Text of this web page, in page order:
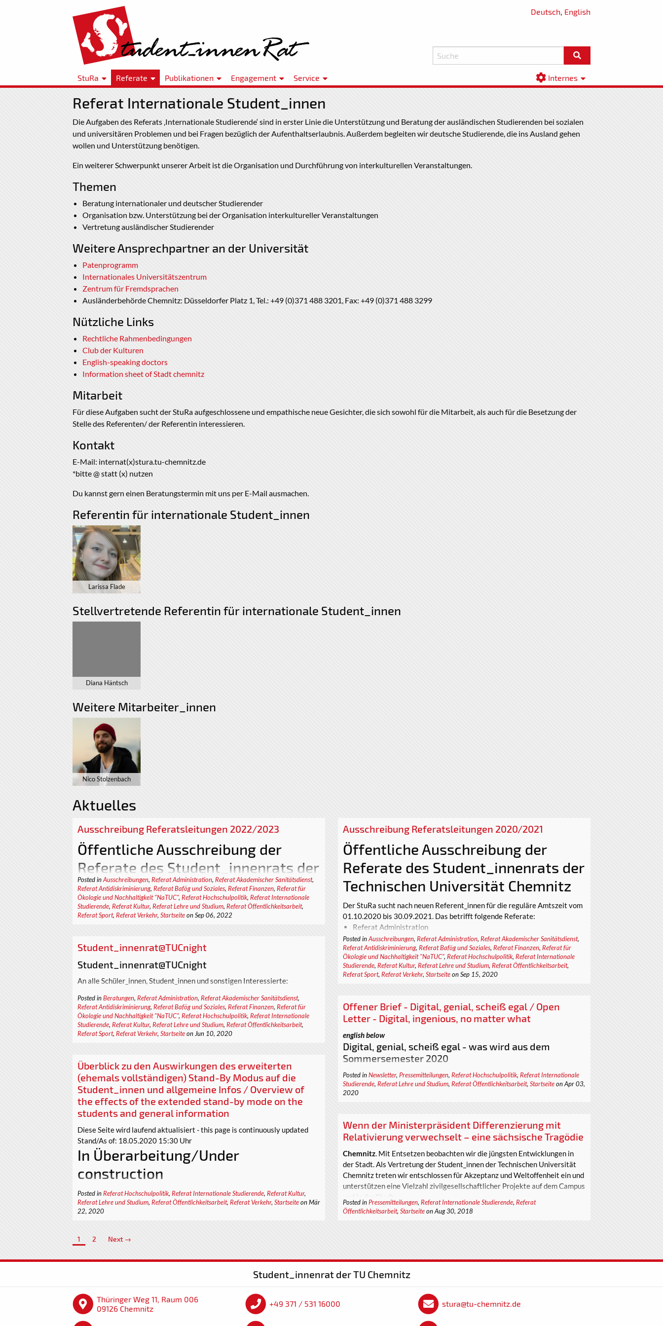
Deutsch, English
StuRa Referate Publikationen Engagement Service Internes
Referat Internationale Student_innen
Die Aufgaben des Referats ‚Internationale Studierende‘ sind in erster Linie die Unterstützung und Beratung der ausländischen Studierenden bei sozialen
und universitären Problemen und bei Fragen bezüglich der Aufenthaltserlaubnis. Außerdem begleiten wir deutsche Studierende, die ins Ausland gehen
wollen und Unterstützung benötigen.
Ein weiterer Schwerpunkt unserer Arbeit ist die Organisation und Durchführung von interkulturellen Veranstaltungen.
Themen
Beratung internationaler und deutscher Studierender
Organisation bzw. Unterstützung bei der Organisation interkultureller Veranstaltungen
Vertretung ausländischer Studierender
Weitere Ansprechpartner an der Universität
Patenprogramm
Internationales Universitätszentrum
Zentrum für Fremdsprachen
Ausländerbehörde Chemnitz: Düsseldorfer Platz 1, Tel.: +49 (0)371 488 3201, Fax: +49 (0)371 488 3299
Nützliche Links
Rechtliche Rahmenbedingungen
Club der Kulturen
English-speaking doctors
Information sheet of Stadt chemnitz
Mitarbeit
Für diese Aufgaben sucht der StuRa aufgeschlossene und empathische neue Gesichter, die sich sowohl für die Mitarbeit, als auch für die Besetzung der
Stelle des Referenten/ der Referentin interessieren.
Kontakt
E-Mail: internat(x)stura.tu-chemnitz.de
*bitte @ statt (x) nutzen
Du kannst gern einen Beratungstermin mit uns per E-Mail ausmachen.
Referentin für internationale Student_innen
Larissa Flade
Stellvertretende Referentin für internationale Student_innen
Diana Häntsch
Weitere Mitarbeiter_innen
Nico Stolzenbach
Aktuelles
Ausschreibung Referatsleitungen 2022/2023
Posted inAusschreibungen, Referat Administration, Referat Akademischer Sanitätsdienst,
Referat Antidiskriminierung, Referat Bafög und Soziales, Referat Finanzen, Referat für
Ökologie und Nachhaltigkeit "NaTUC", Referat Hochschulpolitik, Referat Internationale
Studierende, Referat Kultur, Referat Lehre und Studium, Referat Öffentlichkeitsarbeit,
Referat Sport, Referat Verkehr, Startseiteon Sep 06, 2022
Öffentliche Ausschreibung der
Referate des Student_innenrats der
Technischen Universität Chemnitz
Der StuRa sucht nach neuen Referent_innen für die reguläre Amtszeit ab
dem 01.10.2022 bis 30.09.2023. Das betrifft folgende Referate:
Referat Akademischer Sanitätsdienst
Referat Bafög und Soziales
Referat Finanzen
Referat Internationale Studierende
Referat Lehre und Studium
Referat Ökologie und Nachhaltigkeit (NATUC)
Referat Öffentlichkeitsarbeit
Referat Sport
Wenn du ein Themengebiet beson...
Ausschreibung Referatsleitungen 2020/2021
Posted inAusschreibungen, Referat Administration, Referat Akademischer Sanitätsdienst,
Referat Antidiskriminierung, Referat Bafög und Soziales, Referat Finanzen, Referat für
Ökologie und Nachhaltigkeit "NaTUC", Referat Hochschulpolitik, Referat Internationale
Studierende, Referat Kultur, Referat Lehre und Studium, Referat Öffentlichkeitsarbeit,
Referat Sport, Referat Verkehr, Startseiteon Sep 15, 2020
Öffentliche Ausschreibung der
Referate des Student_innenrats der
Technischen Universität Chemnitz
Der StuRa sucht nach neuen Referent_innen für die reguläre Amtszeit vom
01.10.2020 bis 30.09.2021. Das betrifft folgende Referate:
Referat Administration
Referat Antidiskriminierung
Referat Akademischer Sanitätsdienst
Referat Bafög und Soziales
Referat Finanzen
Referat Lehre und Studium
Referat Ökologie und Nachhaltigkeit (NATUC)
Referat Öffentlichkeitsarbeit
Referat Sport
Referat Verkehr
Referat Hochschulpolitik
Wenn du ein Themengebiet besonder...
Student_innenrat@TUCnight
Posted inBeratungen, Referat Administration, Referat Akademischer Sanitätsdienst,
Referat Antidiskriminierung, Referat Bafög und Soziales, Referat Finanzen, Referat für
Ökologie und Nachhaltigkeit "NaTUC", Referat Hochschulpolitik, Referat Internationale
Studierende, Referat Kultur, Referat Lehre und Studium, Referat Öffentlichkeitsarbeit,
Referat Sport, Referat Verkehr, Startseiteon Jun 10, 2020
Student_innenrat@TUCnight
An alle Schüler_innen, Student_innen und sonstigen Interessierte:
Gerne könnt ihr uns am Dienstag, den 16.06.2020 von 20:00 - 22:00 Uhr
bei einer lockeren Runde voller Spaß und auch mit ein wenig Spiel
besuchen. Wir machen eine lustige Bingo Runde und ein Quiz mit vielen
Fragen rund um Chemnitz und die Uni. Darüber hinaus habt ihr natürlich
Einzelgesprächen! Zusätzlich werden wir sehr häufig zugespielte Fragen
(vor allem zu de...
Offener Brief - Digital, genial, scheiß egal / Open
Letter - Digital, ingenious, no matter what
Posted inNewsletter, Pressemitteilungen, Referat Hochschulpolitik, Referat Internationale
Studierende, Referat Lehre und Studium, Referat Öffentlichkeitsarbeit, Startseiteon Apr 03,
2020
english below
Digital, genial, scheiß egal - was wird aus dem
Sommersemester 2020
Liebe Student_innen, Professor_innen, Mitarbeiter_innen der TU Chemnitz,
und im Besonderen: Liebe Mitglieder des Rektorates,
letzten Tage waren für uns alle eine nie dagewesene Herausforderung,
persönlich für jede_n Einzelne_n, als Gemeinschaft aber auch auf allen
Ebenen der universitären Zusammenarbeit. Wie auch ein Großteil der
2.300 Mitarbeiter_innen der Uni, arbeiten wir von zu Hause...
Überblick zu den Auswirkungen des erweiterten
(ehemals vollständigen) Stand-By Modus auf die
Student_innen und allgemeine Infos / Overview of
the effects of the extended stand-by mode on the
students and general information
Posted in Referat Hochschulpolitik, Referat Internationale Studierende, Referat Kultur,
Referat Lehre und Studium, Referat Öffentlichkeitsarbeit, Referat Verkehr, Startseiteon Mär
22, 2020
Diese Seite wird laufend aktualisiert - this page is continuously updated
Stand/As of: 18.05.2020 15:30 Uhr
In Überarbeitung/Under
construction
Diese Seite wird gerade vollständig überarbeitet. Für aktuelle Infos,
besucht bitte unsere Social-Media-Kanäle.
Bisherige Informationen/Previous Information
Wenn der Ministerpräsident Differenzierung mit
Relativierung verwechselt – eine sächsische Tragödie
Posted in Pressemitteilungen, Referat Internationale Studierende, Referat
Öffentlichkeitsarbeit, Startseiteon Aug 30, 2018
Chemnitz. Mit Entsetzen beobachten wir die jüngsten Entwicklungen in
der Stadt. Als Vertretung der Student_innen der Technischen Universität
Chemnitz treten wir entschlossen für Akzeptanz und Weltoffenheit ein und
unterstützen eine Vielzahl zivilgesellschaftlicher Projekte auf dem Campus
und in der Stadt.
1 2 Next →
Student_innenrat der TU Chemnitz
Thüringer Weg 11, Raum 006
09126 Chemnitz
+49 371 / 531 16000 stura@tu-chemnitz.de